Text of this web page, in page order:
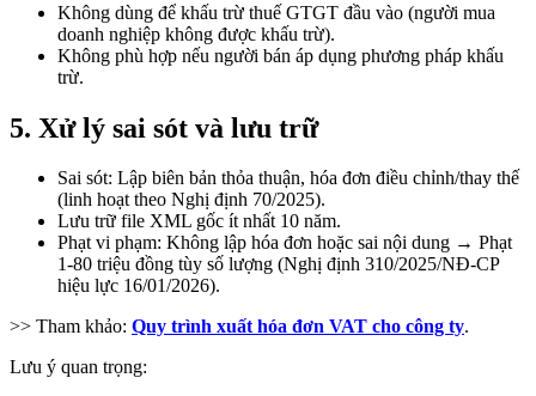
Không dùng để khấu trừ thuế GTGT đầu vào (người mua
doanh nghiệp không được khấu trừ).
Không phù hợp nếu người bán áp dụng phương pháp khấu
trừ.
5. Xử lý sai sót và lưu trữ
Sai sót: Lập biên bản thỏa thuận, hóa đơn điều chỉnh/thay thế
(linh hoạt theo Nghị định 70/2025).
Lưu trữ file XML gốc ít nhất 10 năm.
Phạt vi phạm: Không lập hóa đơn hoặc sai nội dung → Phạt
1-80 triệu đồng tùy số lượng (Nghị định 310/2025/NĐ-CP
hiệu lực 16/01/2026).
>> Tham khảo: Quy trình xuất hóa đơn VAT cho công ty.
Lưu ý quan trọng: